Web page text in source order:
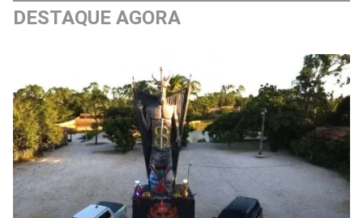
DESTAQUE AGORA